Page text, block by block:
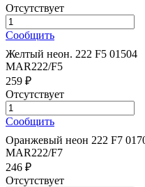
Отсутствует
Сообщить
Желтый неон. 222 F5 01504
MAR222/F5
259 ₽
Отсутствует
Сообщить
Оранжевый неон 222 F7
MAR222/F7
246 ₽
Отсутствует